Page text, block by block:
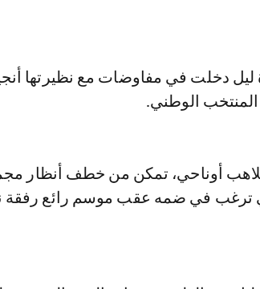
الوطني.
أوناحي، تمكن من خطف أنظار
ترغب في ضمه عقب موسم رائع رفقة